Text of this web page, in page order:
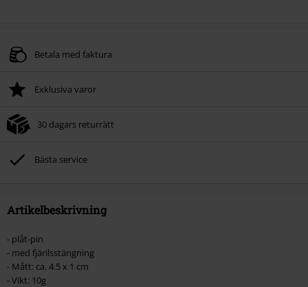
Betala med faktura
Exklusiva varor
30 dagars returrätt
Bästa service
Artikelbeskrivning
- plåt-pin
- med fjärilsstängning
- Mått: ca. 4.5 x 1 cm
- Vikt: 10g